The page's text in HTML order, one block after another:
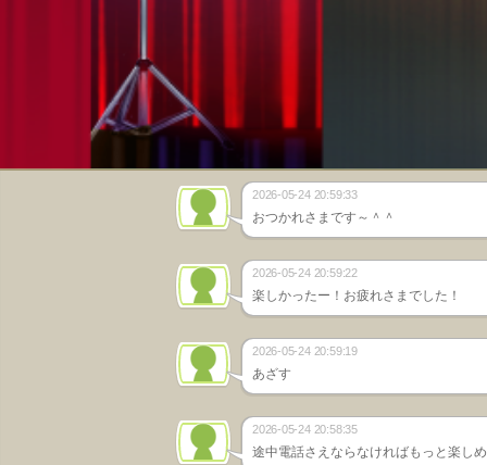
2026-05-24 20:59:33
おつかれさまです～＾＾
2026-05-24 20:59:22
楽しかったー！お疲れさまでした！
2026-05-24 20:59:19
あざす
2026-05-24 20:58:35
途中電話さえならなければもっと楽し